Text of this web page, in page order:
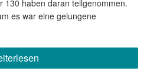
130 haben daran teilgenommen.
es war eine gelungene